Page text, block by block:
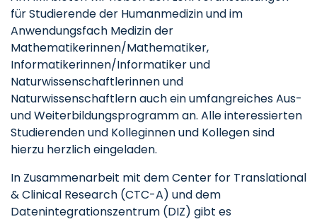
für Studierende der Humanmedizin und im
Anwendungsfach Medizin der
Mathematikerinnen/Mathematiker,
Informatikerinnen/Informatiker und
Naturwissenschaftlerinnen und
Naturwissenschaftlern auch ein umfangreiches Aus-
und Weiterbildungsprogramm an. Alle interessierten
Studierenden und Kolleginnen und Kollegen sind
hierzu herzlich eingeladen.
In Zusammenarbeit mit dem Center for Translational
& Clinical Research (CTC-A) und dem
Datenintegrationszentrum (DIZ) gibt es